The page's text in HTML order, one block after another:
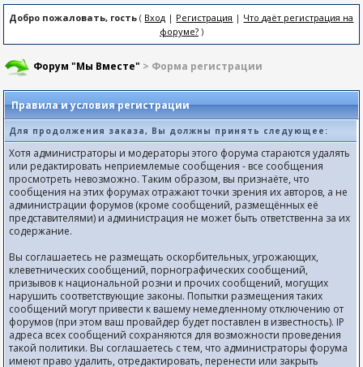
Добро пожаловать, гость ( Вход | Регистрация | Что даёт регистрация на
форуме?)
Форум "Мы Вместе" > Форма регистрации
Правила и условия регистрации
Для продолжения заказа, Вы должны принять следующее:
Хотя администраторы и модераторы этого форума стараются удалять
или редактировать неприемлемые сообщения - все сообщения
просмотреть невозможно. Таким образом, вы признаёте, что
сообщения на этих форумах отражают точки зрения их авторов, а не
администрации форумов (кроме сообщений, размещённых её
представителями) и администрация не может быть ответственна за их
содержание.
Вы соглашаетесь не размещать оскорбительных, угрожающих,
клеветнических сообщений, порнографических сообщений,
призывов к национальной розни и прочих сообщений, могущих
нарушить соответствующие законы. Попытки размещения таких
сообщений могут привести к вашему немедленному отключению от
форумов (при этом ваш провайдер будет поставлен в известность). IP
адреса всех сообщений сохраняются для возможности проведения
такой политики. Вы соглашаетесь с тем, что администраторы форума
имеют право удалить, отредактировать, перенести или закрыть